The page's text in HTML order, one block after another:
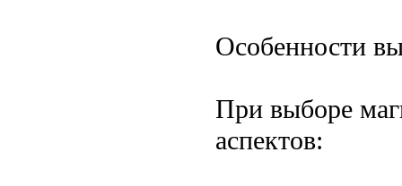
Особенности
При выборе
аспектов: